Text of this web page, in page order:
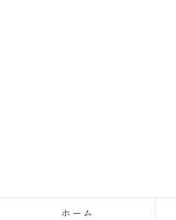
ホーム